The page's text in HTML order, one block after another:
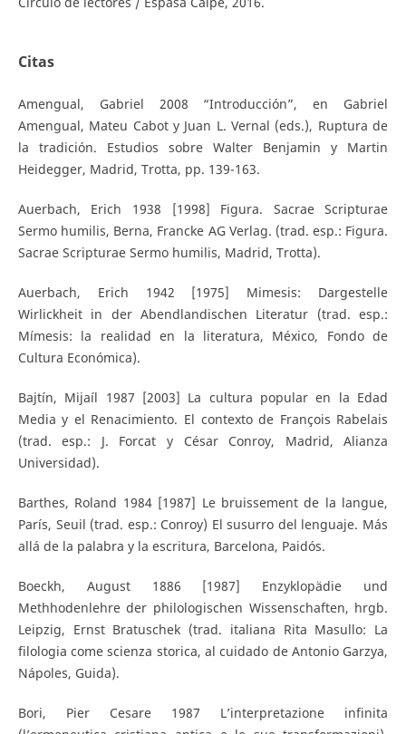
Citas
Amengual, Gabriel 2008 “Introducción”, en Gabriel
Amengual, Mateu Cabot y Juan L. Vernal (eds.), Ruptura de
la tradición. Estudios sobre Walter Benjamin y Martin
Heidegger, Madrid, Trotta, pp. 139-163.
Auerbach, Erich 1938 [1998] Figura. Sacrae Scripturae
Sermo humilis, Berna, Francke AG Verlag. (trad. esp.: Figura.
Sacrae Scripturae Sermo humilis, Madrid, Trotta).
Auerbach, Erich 1942 [1975] Mimesis: Dargestelle
Wirlickheit in der Abendlandischen Literatur (trad. esp.:
Mímesis: la realidad en la literatura, México, Fondo de
Cultura Económica).
Bajtín, Mijaíl 1987 [2003] La cultura popular en la Edad
Media y el Renacimiento. El contexto de François Rabelais
(trad. esp.: J. Forcat y César Conroy, Madrid, Alianza
Universidad).
Barthes, Roland 1984 [1987] Le bruissement de la langue,
París, Seuil (trad. esp.: Conroy) El susurro del lenguaje. Más
allá de la palabra y la escritura, Barcelona, Paidós.
Boeckh, August 1886 [1987] Enzyklopädie und
Methhodenlehre der philologischen Wissenschaften, hrgb.
Leipzig, Ernst Bratuschek (trad. italiana Rita Masullo: La
filologia come scienza storica, al cuidado de Antonio Garzya,
Nápoles, Guida).
Bori, Pier Cesare 1987 L’interpretazione infinita